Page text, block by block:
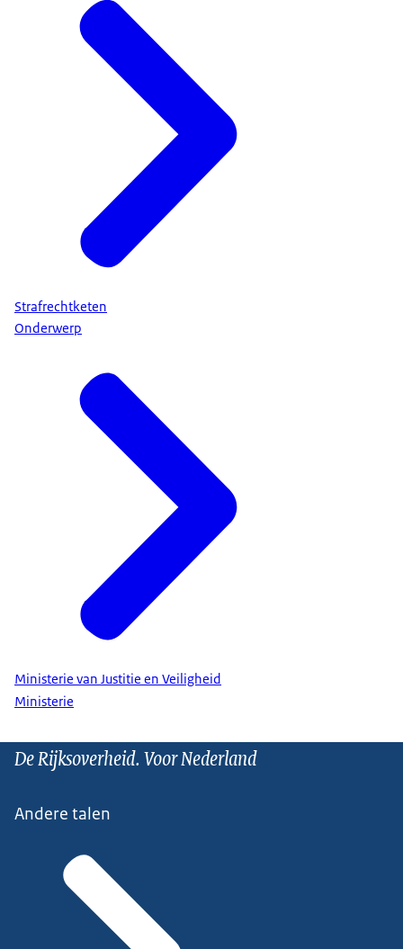
Strafrechtketen
Onderwerp
Ministerie van Justitie en Veiligheid
Ministerie
De Rijksoverheid. Voor Nederland
Andere talen